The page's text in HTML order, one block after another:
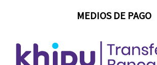
MEDIOS DE PAGO